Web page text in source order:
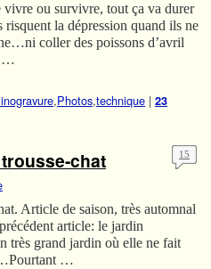
ou survivre, tout ça va durer
la dépression quand ils ne
coller des poissons d’avril
…
,Photos,technique | 23
chat 15
Article de saison, très automnal
article: le jardin
très grand jardin où elle ne fait
…